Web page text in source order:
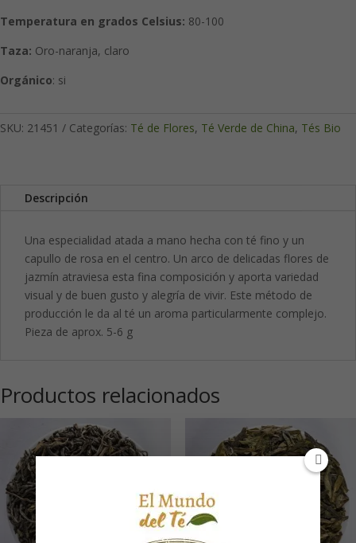
Temperatura en grados Celsius: 80-100
Taza: Oro-naranja, claro
Orgánico: si
SKU: 21451 Categorías: Té de Flores, Té Verde de China, Tés Bio
Descripción
Una especialidad atada a mano hecha con té fino y un
capullo de rosa en el centro. Un arco de delicadas flores de
jazmín atraviesa esta fina composición y aporta variedad
visual y de buen gusto y alegría de vivir. Este método de
producción le da al té un aroma particularmente complejo.
Pieza de aprox. 5-6 g
Productos relacionados